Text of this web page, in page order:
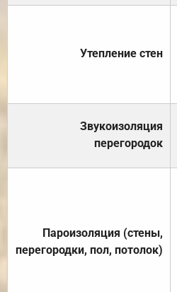
Утепление стен
Звукоизоляция
перегородок
Пароизоляция (стены,
перегородки, пол, потолок)